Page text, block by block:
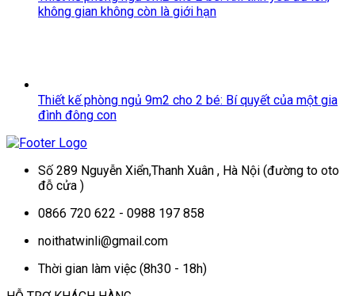
không gian không còn là giới hạn
Thiết kế phòng ngủ 9m2 cho 2 bé: Bí quyết của một gia
đình đông con
Số 289 Nguyễn Xiển,Thanh Xuân , Hà Nội (đường to oto
đỗ cửa )
0866 720 622 - 0988 197 858
noithatwinli@gmail.com
Thời gian làm việc (8h30 - 18h)